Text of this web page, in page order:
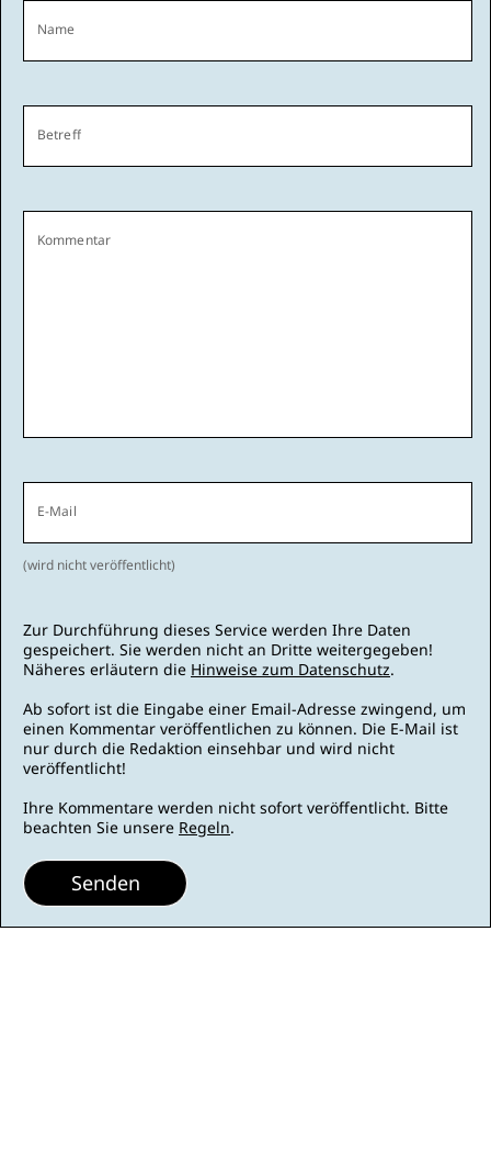
Name
Betreff
Kommentar
E-Mail
(wird nicht veröffentlicht)
Zur Durchführung dieses Service werden Ihre Daten
gespeichert. Sie werden nicht an Dritte weitergegeben!
Näheres erläutern die Hinweise zum Datenschutz.
Ab sofort ist die Eingabe einer Email-Adresse zwingend, um
einen Kommentar veröffentlichen zu können. Die E-Mail ist
nur durch die Redaktion einsehbar und wird nicht
veröffentlicht!
Ihre Kommentare werden nicht sofort veröffentlicht. Bitte
beachten Sie unsere Regeln.
Senden